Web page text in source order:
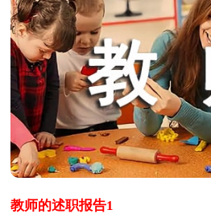
教师的述职报告1